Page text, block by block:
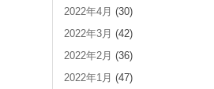
2022年4月 (30)
2022年3月 (42)
2022年2月 (36)
2022年1月 (47)